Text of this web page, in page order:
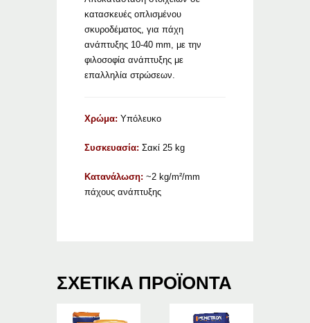
κατασκευές οπλισμένου
σκυροδέματος, για πάχη
ανάπτυξης 10-40 mm, με την
φιλοσοφία ανάπτυξης με
επαλληλία στρώσεων.
Χρώμα: Υπόλευκο
Συσκευασία: Σακί 25 kg
Κατανάλωση:~2 kg/m²/mm
πάχους ανάπτυξης
ΣΧΕΤΙΚΆ ΠΡΟΪΌΝΤΑ